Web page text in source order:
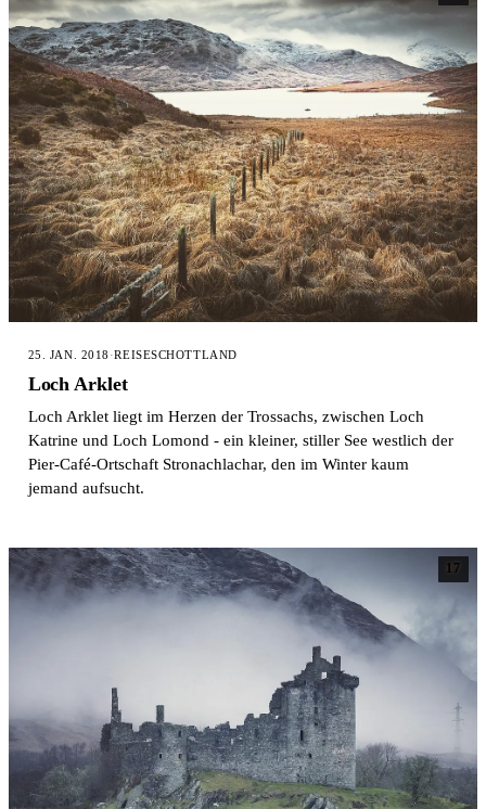
25. JAN. 2018 ·REISESCHOTTLAND
Loch Arklet
Loch Arklet liegt im Herzen der Trossachs, zwischen Loch
Katrine und Loch Lomond - ein kleiner, stiller See westlich der
Pier-Café-Ortschaft Stronachlachar, den im Winter kaum
jemand aufsucht.
17